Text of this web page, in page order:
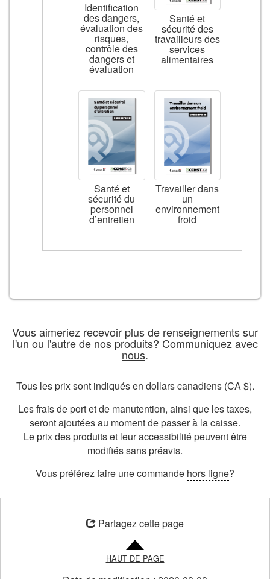
Identification
des dangers,
évaluation des
risques,
contrôle des
dangers et
évaluation
Santé et
sécurité des
travailleurs des
services
alimentaires
Santé et
sécurité du
personnel
d’entretien
Travailler dans
un
environnement
froid
Vous aimeriez recevoir plus de renseignements sur
l'un ou l'autre de nos produits? Communiquez avec
nous.
Tous les prix sont indiqués en dollars canadiens (CA $).
Les frais de port et de manutention, ainsi que les taxes,
seront ajoutées au moment de passer à la caisse.
Le prix des produits et leur accessibilité peuvent être
modifiés sans préavis.
Vous préférez faire une commande hors ligne?
Partagez cette page
HAUT DE PAGE